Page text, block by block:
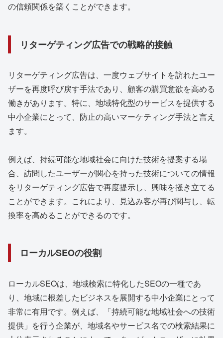
の信頼関係を築くことができます。
リターゲティング広告での戦略的接触
リターゲティング広告は、一度ウェブサイトを訪れたユー
ザーを再度呼び戻す手法であり、顧客の購買意欲を高める
働きがあります。特に、地域特化型のサービスを提供する
中小企業にとって、防止の高いマーケティング手法と言え
ます。
例えば、持続可能な地域社会に向けた技術を提案する場
合、訪問したユーザーが関心を持った技術についての情報
をリターゲティング広告で再度提示し、興味を掻き立てる
ことができます。これにより、見込み客が再び関与し、転
換率を高めることができるのです。
ローカルSEOの役割
ローカルSEOは、地域検索に特化したSEOの一種であ
り、地域に根差したビジネスを展開する中小企業にとって
非常に有用です。例えば、「持続可能な地域社会への技術
提供」を行う企業が、地域名やサービス名での検索結果に